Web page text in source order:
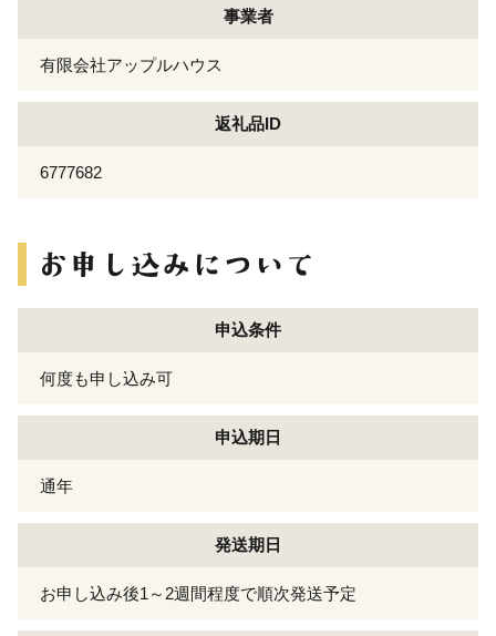
事業者
有限会社アップルハウス
返礼品ID
6777682
申込条件
何度も申し込み可
申込期日
通年
発送期日
お申し込み後1～2週間程度で順次発送予定